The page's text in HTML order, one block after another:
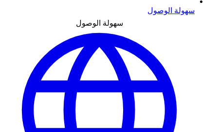
سهولة الوصول
سهولة الوصول